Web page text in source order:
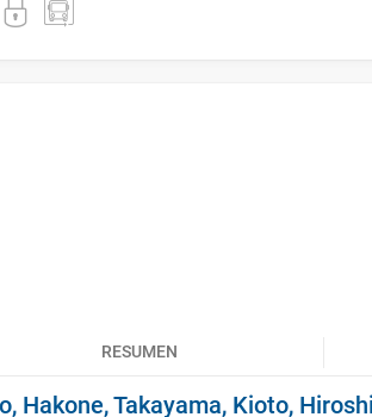
RESUMEN
Hakone, Takayama, Kioto,